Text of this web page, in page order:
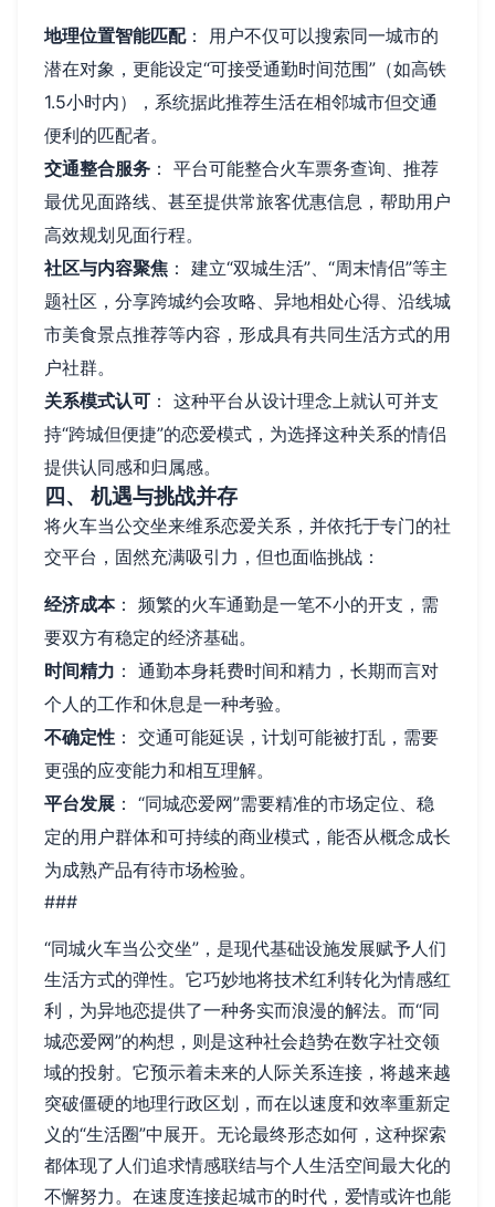
地理位置智能匹配： 用户不仅可以搜索同一城市的
潜在对象，更能设定“可接受通勤时间范围”（如高铁
1.5小时内），系统据此推荐生活在相邻城市但交通
便利的匹配者。
交通整合服务 ： 平台可能整合火车票务查询、推荐
最优见面路线、甚至提供常旅客优惠信息，帮助用户
高效规划见面行程。
社区与内容聚焦 ： 建立“双城生活”、“周末情侣”等主
题社区，分享跨城约会攻略、异地相处心得、沿线城
市美食景点推荐等内容，形成具有共同生活方式的用
户社群。
关系模式认可 ： 这种平台从设计理念上就认可并支
持“跨城但便捷”的恋爱模式，为选择这种关系的情侣
提供认同感和归属感。
四、 机遇与挑战并存
将火车当公交坐来维系恋爱关系，并依托于专门的社
交平台，固然充满吸引力，但也面临挑战：
经济成本： 频繁的火车通勤是一笔不小的开支，需
要双方有稳定的经济基础。
时间精力 ： 通勤本身耗费时间和精力，长期而言对
个人的工作和休息是一种考验。
不确定性 ： 交通可能延误，计划可能被打乱，需要
更强的应变能力和相互理解。
平台发展 ： “同城恋爱网”需要精准的市场定位、稳
定的用户群体和可持续的商业模式，能否从概念成长
为成熟产品有待市场检验。
###
“同城火车当公交坐”，是现代基础设施发展赋予人们
生活方式的弹性。它巧妙地将技术红利转化为情感红
利，为异地恋提供了一种务实而浪漫的解法。而“同
城恋爱网”的构想，则是这种社会趋势在数字社交领
域的投射。它预示着未来的人际关系连接，将越来越
突破僵硬的地理行政区划，而在以速度和效率重新定
义的“生活圈”中展开。无论最终形态如何，这种探索
都体现了人们追求情感联结与个人生活空间最大化的
不懈努力。在速度连接起城市的时代，爱情或许也能